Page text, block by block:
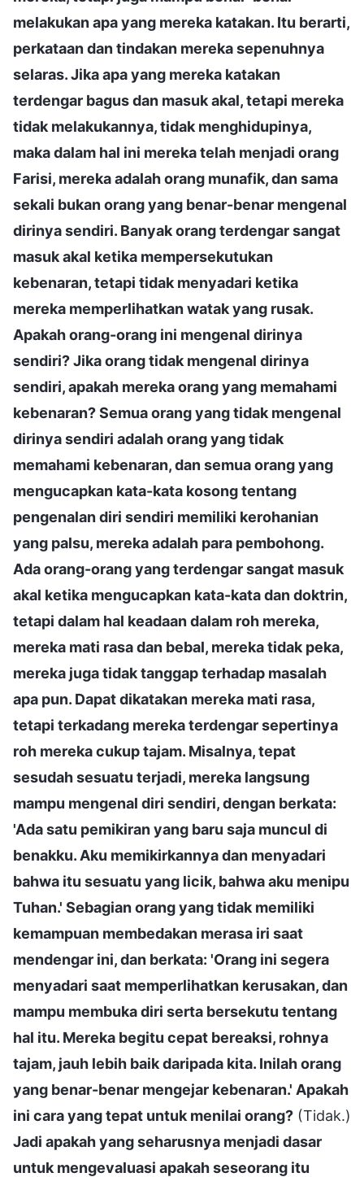
melakukan apa yang mereka katakan. Itu berarti,
perkataan dan tindakan mereka sepenuhnya
selaras. Jika apa yang mereka katakan
terdengar bagus dan masuk akal, tetapi mereka
tidak melakukannya, tidak menghidupinya,
maka dalam hal ini mereka telah menjadi orang
Farisi, mereka adalah orang munafik, dan sama
sekali bukan orang yang benar-benar mengenal
dirinya sendiri. Banyak orang terdengar sangat
masuk akal ketika mempersekutukan
kebenaran, tetapi tidak menyadari ketika
mereka memperlihatkan watak yang rusak.
Apakah orang-orang ini mengenal dirinya
sendiri? Jika orang tidak mengenal dirinya
sendiri, apakah mereka orang yang memahami
kebenaran? Semua orang yang tidak mengenal
dirinya sendiri adalah orang yang tidak
memahami kebenaran, dan semua orang yang
mengucapkan kata-kata kosong tentang
pengenalan diri sendiri memiliki kerohanian
yang palsu, mereka adalah para pembohong.
Ada orang-orang yang terdengar sangat masuk
akal ketika mengucapkan kata-kata dan doktrin,
tetapi dalam hal keadaan dalam roh mereka,
mereka mati rasa dan bebal, mereka tidak peka,
mereka juga tidak tanggap terhadap masalah
apa pun. Dapat dikatakan mereka mati rasa,
tetapi terkadang mereka terdengar sepertinya
roh mereka cukup tajam. Misalnya, tepat
sesudah sesuatu terjadi, mereka langsung
mampu mengenal diri sendiri, dengan berkata:
'Ada satu pemikiran yang baru saja muncul di
benakku. Aku memikirkannya dan menyadari
bahwa itu sesuatu yang licik, bahwa aku menipu
Tuhan.' Sebagian orang yang tidak memiliki
kemampuan membedakan merasa iri saat
mendengar ini, dan berkata: 'Orang ini segera
menyadari saat memperlihatkan kerusakan, dan
mampu membuka diri serta bersekutu tentang
hal itu. Mereka begitu cepat bereaksi, rohnya
tajam, jauh lebih baik daripada kita. Inilah orang
yang benar-benar mengejar kebenaran.' Apakah
ini cara yang tepat untuk menilai orang? (Tidak.)
Jadi apakah yang seharusnya menjadi dasar
untuk mengevaluasi apakah seseorang itu